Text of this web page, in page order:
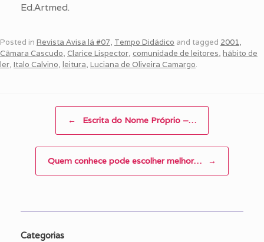
Ed.Artmed.
Posted in Revista Avisa lá #07, Tempo Didádico and tagged 2001,
Câmara Cascudo, Clarice Lispector, comunidade de leitores, hábito de
ler, Italo Calvino, leitura, Luciana de Oliveira Camargo.
← Escrita do Nome Próprio –…
Quem conhece pode escolher melhor… →
Categorias